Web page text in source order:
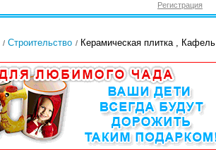
Регистрация
Строительство Керамическая плитка , Кафель